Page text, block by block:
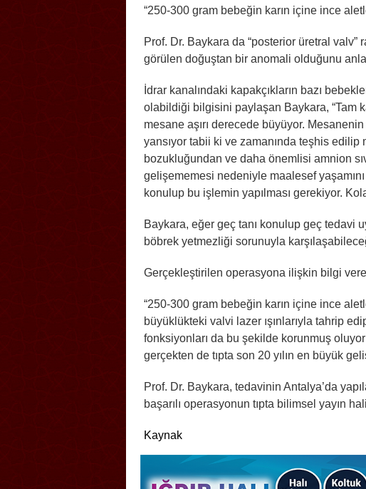
“250-300 gram bebeğin karın içine ince
Prof. Dr. Baykara da “posterior üretral valv”
görülen doğuştan bir anomali olduğunu
İdrar kanalındaki kapakçıkların bazı
olabildiği bilgisini paylaşan Baykara, “Tam
mesane aşırı derecede büyüyor.
yansıyor tabii ki ve zamanında teşhis
bozukluğundan ve daha önemlisi amnion
gelişememesi nedeniyle maalesef
konulup bu işlemin yapılması gerekiyor.
Baykara, eğer geç tanı konulup geç tedavi
böbrek yetmezliği sorunuyla
Gerçekleştirilen operasyona ilişkin bilgi
“250-300 gram bebeğin karın içine ince
büyüklükteki valvi lazer ışınlarıyla tahrip
fonksiyonları da bu şekilde korunmuş
gerçekten de tıpta son 20 yılın en büyük
Prof. Dr. Baykara, tedavinin Antalya’da
başarılı operasyonun tıpta bilimsel yayın
Kaynak